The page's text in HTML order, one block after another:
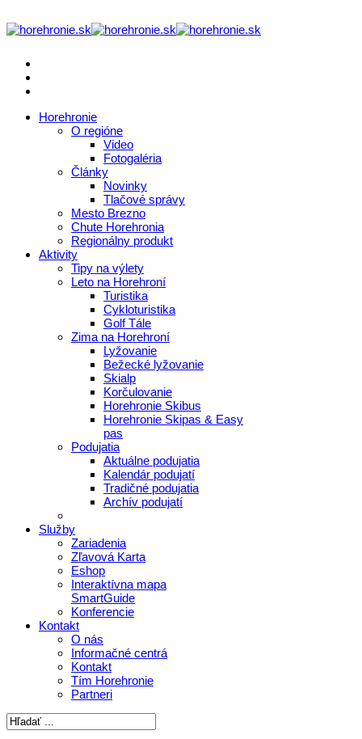
Horehronie
O regióne
Video
Fotogaléria
Články
Novinky
Tlačové správy
Mesto Brezno
Chute Horehronia
Regionálny produkt
Aktivity
Tipy na výlety
Leto na Horehroní
Turistika
Cykloturistika
Golf Tále
Zima na Horehroní
Lyžovanie
Bežecké lyžovanie
Skialp
Korčulovanie
Horehronie Skibus
Horehronie Skipas & Easy
pas
Podujatia
Aktuálne podujatia
Kalendár podujatí
Tradičné podujatia
Archív podujatí
Služby
Zariadenia
Zľavová Karta
Eshop
Interaktívna mapa
SmartGuide
Konferencie
Kontakt
O nás
Informačné centrá
Kontakt
Tím Horehronie
Partneri